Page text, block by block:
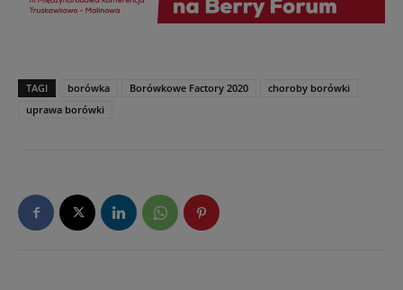
TAGI borówka Borówkowe Factory 2020
choroby borówki
uprawa borówki